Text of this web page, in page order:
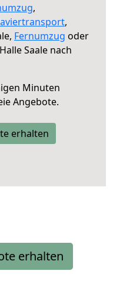
,
,
Fernumzug oder
Saale nach
Minuten
Angebote.
erhalten
erhalten